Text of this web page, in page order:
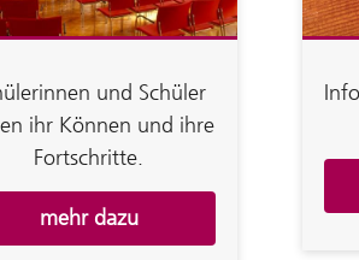
und Schüler
ihr Können und ihre
Fortschritte.
mehr dazu